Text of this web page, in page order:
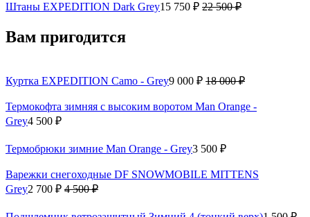
Штаны EXPEDITION Dark Grey15 750 ₽ 22 500 ₽
Вам пригодится
Куртка EXPEDITION Camo - Grey9 000 ₽ 18 000 ₽
Термокофта зимняя с высоким воротом Man Orange -
Grey4 500 ₽
Термобрюки зимние Man Orange - Grey3 500 ₽
Варежки снегоходные DF SNOWMOBILE MITTENS
Grey2 700 ₽ 4 500 ₽